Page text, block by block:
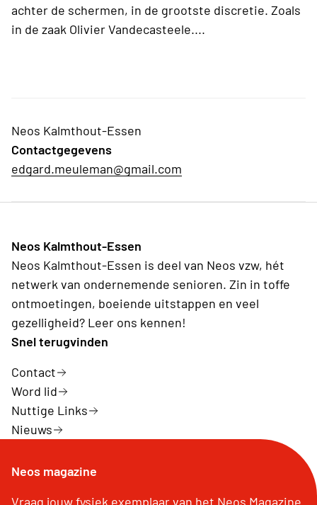
achter de schermen, in de grootste discretie. Zoals
in de zaak Olivier Vandecasteele....
Neos Kalmthout-Essen
Contactgegevens
edgard.meuleman@gmail.com
Neos Kalmthout-Essen
Neos Kalmthout-Essen is deel van Neos vzw, hét
netwerk van ondernemende senioren. Zin in toffe
ontmoetingen, boeiende uitstappen en veel
gezelligheid? Leer ons kennen!
Snel terugvinden
Contact
Word lid
Nuttige Links
Nieuws
Neos magazine
Vraag jouw fysiek exemplaar van het Neos Magazine